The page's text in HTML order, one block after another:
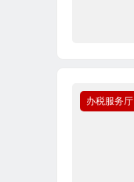
办税服务厅